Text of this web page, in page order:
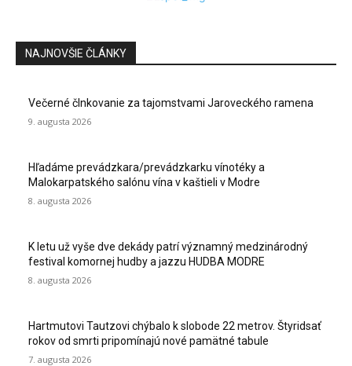
NAJNOVŠIE ČLÁNKY
Večerné člnkovanie za tajomstvami Jaroveckého ramena
9. augusta 2026
Hľadáme prevádzkara/prevádzkarku vínotéky a
Malokarpatského salónu vína v kaštieli v Modre
8. augusta 2026
K letu už vyše dve dekády patrí významný medzinárodný
festival komornej hudby a jazzu HUDBA MODRE
8. augusta 2026
Hartmutovi Tautzovi chýbalo k slobode 22 metrov. Štyridsať
rokov od smrti pripomínajú nové pamätné tabule
7. augusta 2026